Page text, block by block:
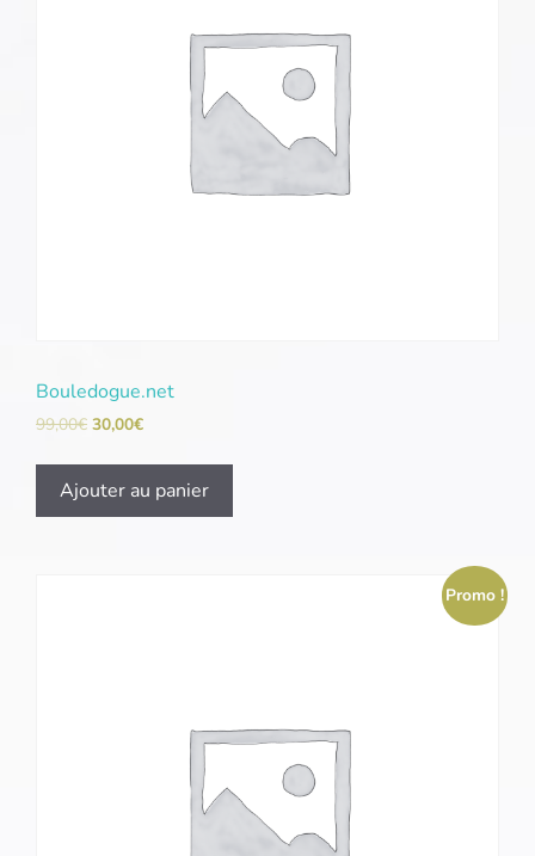
Bouledogue.net
99,00€ 30,00€
Ajouter au panier
Promo !